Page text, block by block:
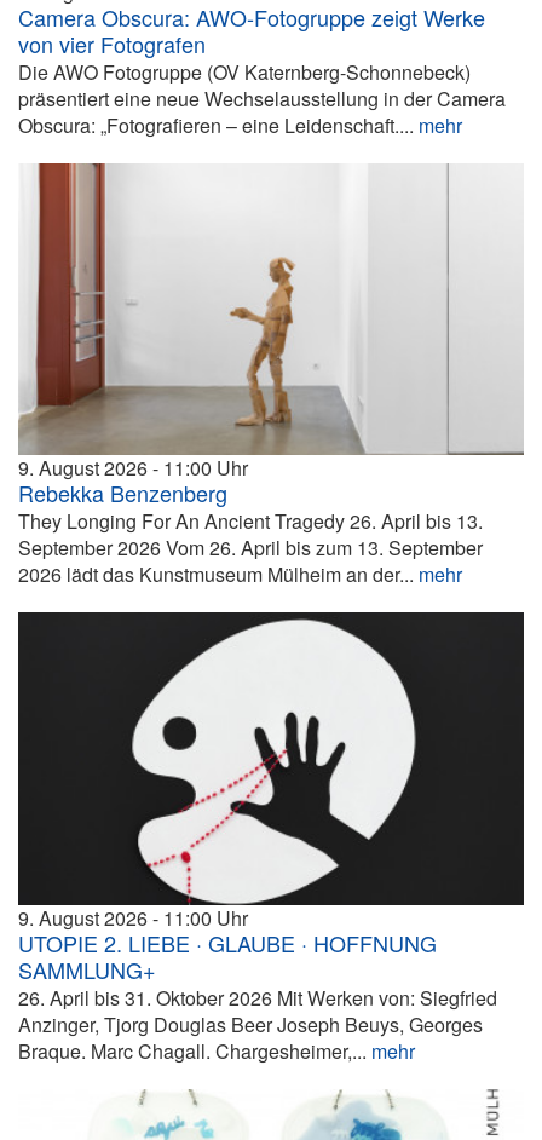
Camera Obscura: AWO-Fotogruppe zeigt Werke
von vier Fotografen
Die AWO Fotogruppe (OV Katernberg-Schonnebeck)
präsentiert eine neue Wechselausstellung in der Camera
Obscura: „Fotografieren – eine Leidenschaft.... mehr
9. August 2026 11:00
Rebekka Benzenberg
They Longing For An Ancient Tragedy 26. April bis 13.
September 2026 Vom 26. April bis zum 13. September
2026 lädt das Kunstmuseum Mülheim an der... mehr
9. August 2026 11:00
UTOPIE 2. LIEBE · GLAUBE · HOFFNUNG
SAMMLUNG+
26. April bis 31. Oktober 2026 Mit Werken von: Siegfried
Anzinger, Tjorg Douglas Beer Joseph Beuys, Georges
Braque. Marc Chagall. Chargesheimer,... mehr